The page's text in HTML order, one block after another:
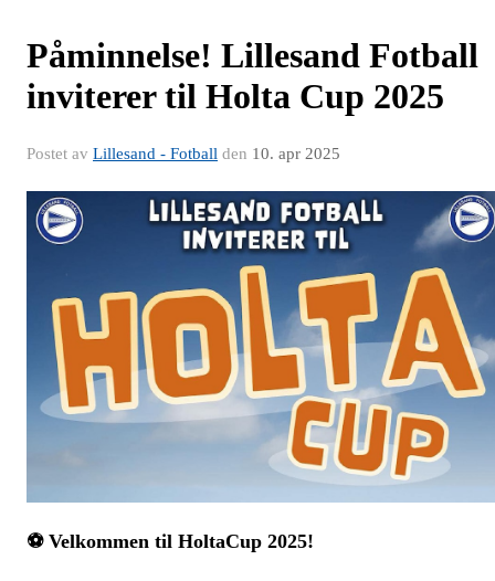
Påminnelse! Lillesand Fotball
inviterer til Holta Cup 2025
Postet av Lillesand - Fotball den 10. apr 2025
⚽ Velkommen til HoltaCup 2025!